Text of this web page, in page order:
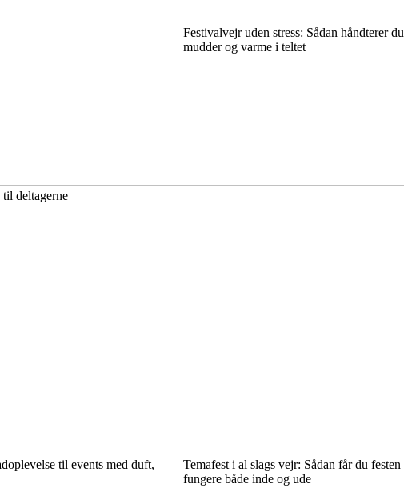
Festivalvejr uden stress: Sådan håndterer
mudder og varme i teltet
deltagerne
til events med duft,
Temafest i al slags vejr: Sådan får du
fungere både inde og ude